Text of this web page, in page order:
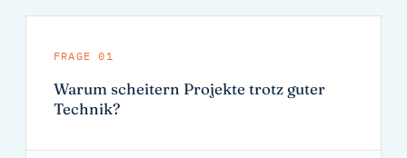
FRAGE 01
Warum scheitern Projekte trotz guter
Technik?